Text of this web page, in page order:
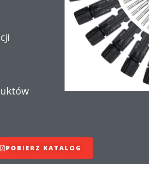
POBIERZ KATALOG